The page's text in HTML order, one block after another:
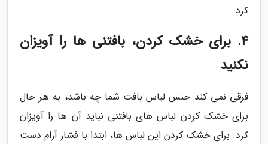
کرد.
4. برای خشک کردن، بافتنی ها را آویزان
نکنید
فرقی نمی کند جنس لباس بافت شما چه باشد، به هر حال
برای خشک کردن لباس های بافتنی نباید آن ها را آویزان
کرد. برای خشک کردن این لباس ها، ابتدا با فشار آرام دست